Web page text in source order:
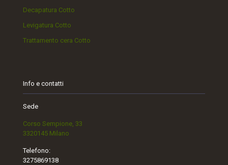
Decapatura Cotto
Levigatura Cotto
Trattamento cera Cotto
Info e contatti
Sede
Corso Sempione, 33
3320145 Milano
Telefono:
3275869138